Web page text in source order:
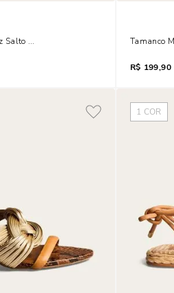
Salto Fino Baixo Vermelho BloodTamanco
R$ 199,90
1 COR